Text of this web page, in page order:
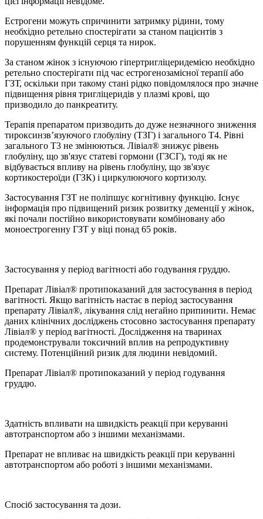
Естрогени можуть спричинити затримку рідини, тому
необхідно ретельно спостерігати за станом пацієнтів з
порушенням функцій серця та нирок.
За станом жінок з існуючою гіпертригліцеридемією необхідно
ретельно спостерігати під час естрогенозамісної терапії або
ГЗТ, оскільки при такому стані рідко повідомлялося про значне
підвищення рівня тригліцеридів у плазмі крові, що
призводило до панкреатиту.
Терапія препаратом призводить до дуже незначного зниження
тироксинзв’язуючого глобуліну (ТЗГ) і загального T4. Рівні
загального T3 не змінюються. Лівіал® знижує рівень
глобуліну, що зв'язує статеві гормони (ГЗСГ), тоді як не
відбувається впливу на рівень глобуліну, що зв'язує
кортикостероїди (ГЗК) і циркулюючого кортизолу.
Застосування ГЗТ не поліпшує когнітивну функцію. Існує
інформація про підвищений ризик розвитку деменції у жінок,
які почали постійно використовувати комбіновану або
моноестрогенну ГЗТ у віці понад 65 років.
Застосування у період вагітності або годування груддю.
Препарат Лівіал® протипоказаний для застосування в період
вагітності. Якщо вагітність настає в період застосування
препарату Лівіал®, лікування слід негайно припинити. Немає
даних клінічних досліджень стосовно застосування препарату
Лівіал® у період вагітності. Дослідження на тваринах
продемонстрували токсичний вплив на репродуктивну
систему. Потенційний ризик для людини невідомий.
Препарат Лівіал® протипоказаний у період годування
груддю.
Здатність впливати на швидкість реакції при керуванні
автотранспортом або з іншими механізмами.
Препарат не впливає на швидкість реакції при керуванні
автотранспортом або роботі з іншими механізмами.
Спосіб застосування та дози.